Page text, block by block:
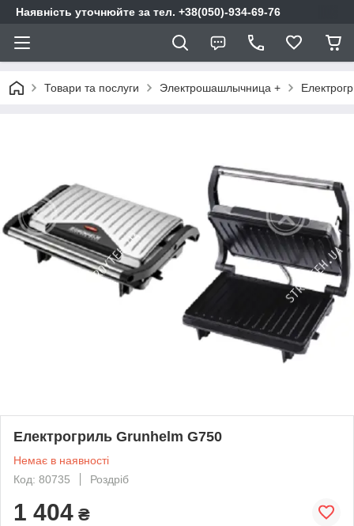
Наявність уточнюйте за тел. +38(050)-934-69-76
Товари та послуги Электрошашлычница +
Електрогриль Grunhelm G750
Немає в наявності
Код: 80735
Роздріб
1 404 ₴